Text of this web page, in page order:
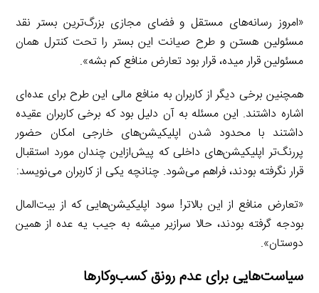
«امروز رسانه‌های مستقل و فضای مجازی بزرگ‌ترین بستر نقد
مسئولین هستن و طرح صیانت این بستر را تحت کنترل همان
مسئولین قرار میده، قرار بود تعارض منافع کم بشه».
همچنین برخی دیگر از کاربران به منافع مالی این طرح برای عده‌ای
اشاره داشتند. این مسئله به آن دلیل بود که برخی کاربران عقیده
داشتند با محدود شدن اپلیکیشن‌های خارجی امکان حضور
پررنگ‌تر اپلیکیشن‌های داخلی که پیش‌ازاین چندان مورد استقبال
قرار نگرفته بودند، فراهم می‌شود. چنانچه یکی از کاربران می‌نویسد:
«تعارض منافع از این بالاتر! سود اپلیکیشن‌هایی که از بیت‌المال
بودجه گرفته بودند، حالا سرازیر میشه به جیب یه عده از همین
دوستان».
سیاست‌هایی برای عدم رونق کسب‌وکارها